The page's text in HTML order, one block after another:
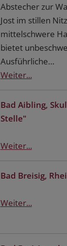
Abstecher zur
Jost im stillen
mittelschwere
bietet
Ausführliche…
Weiter...
Bad Aibling,
Stelle"
Weiter...
Bad Breisig,
Weiter...